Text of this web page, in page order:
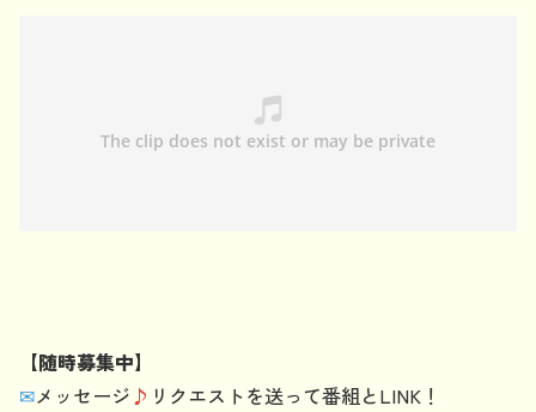
【随時募集中】
✉メッセージ ♪ リクエストを送って番組とLINK！